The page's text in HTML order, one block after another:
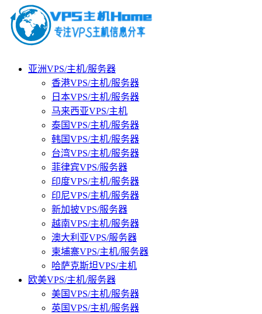
亚洲VPS/主机/服务器
香港VPS/主机/服务器
日本VPS/主机/服务器
马来西亚VPS/主机
泰国VPS/主机/服务器
韩国VPS/主机/服务器
台湾VPS/主机/服务器
菲律宾VPS/服务器
印度VPS/主机/服务器
印尼VPS/主机/服务器
新加披VPS/服务器
越南VPS/主机/服务器
澳大利亚VPS/服务器
柬埔寨VPS/主机/服务器
哈萨克斯坦VPS/主机
欧美VPS/主机/服务器
美国VPS/主机/服务器
英国VPS/主机/服务器